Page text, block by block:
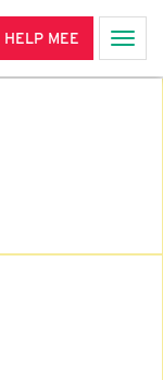
HELP MEE